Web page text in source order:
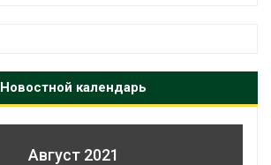
Новостной календарь
Август 2021